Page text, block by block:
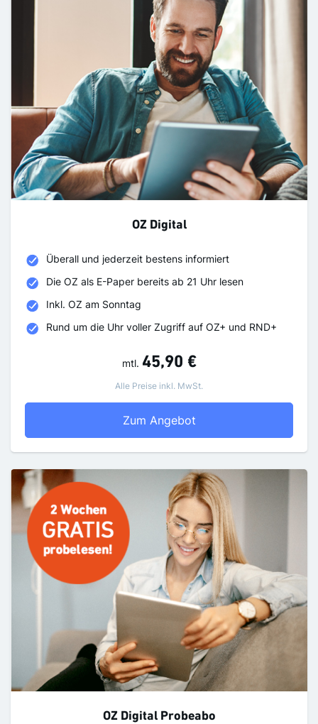
OZ Digital
Überall und jederzeit bestens informiert
Die OZ als E-Paper bereits ab 21 Uhr lesen
Inkl. OZ am Sonntag
Rund um die Uhr voller Zugriff auf OZ+ und RND+
mtl. 45,90 €
Alle Preise inkl. MwSt.
Zum AngebotOZ Digital
OZ Digital Probeabo